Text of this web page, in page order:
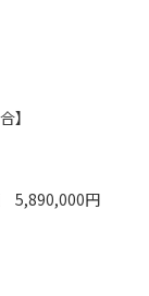
】
5,890,000円